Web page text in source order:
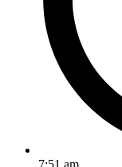
7:51 am